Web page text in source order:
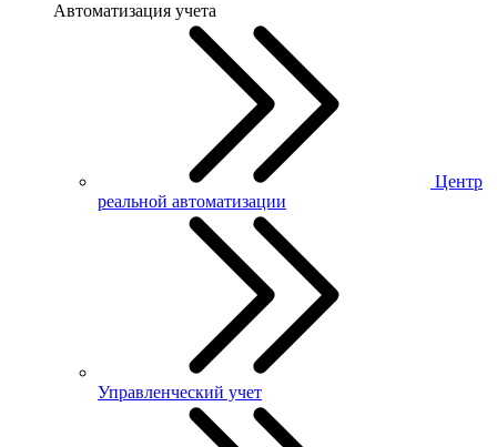
Автоматизация учета
Центр
реальной автоматизации
Управленческий учет